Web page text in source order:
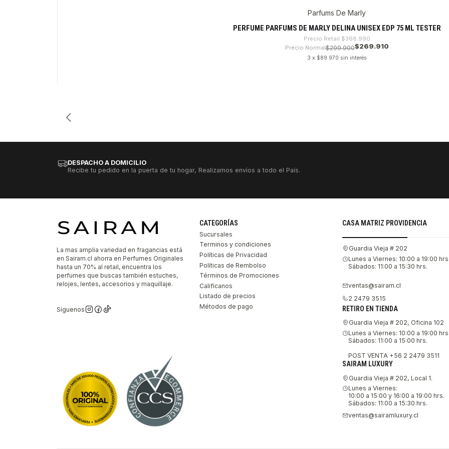
Parfums De Marly
PERFUME PARFUMS DE MARLY DELINA UNISEX EDP 75 ML TESTER
Precio Retail $368.990
Precio Normal$299.900$269.910
3 x $89.970 sin interés
DESPACHO A DOMICILIO
Recibe tu pedido en la puerta de tu hogar, Realizamos envíos a todo el País.
La mas amplia variedad en fragancias está
en Sairam.cl ahorra en Perfumes Originales
hasta un 70% al retail, encuentra los
perfumes que buscas también estuches,
relojes, lentes, accesorios y maquillaje.
Síguenos
CATEGORÍAS
Sucursales
Terminos y condiciones
Políticas de Privacidad
Políticas de Rembolso
Términos de Promociones
Califícanos
Listado de precios
Métodos de pago
CASA MATRIZ PROVIDENCIA
Guardia Vieja # 202
Lunes a Viernes: 10:00 a 19:00 hrs.
Sábados: 11:00 a 15:30 hrs.
ventas@sairam.cl
2 2479 3515
RETIRO EN TIENDA
Guardia Vieja # 202, Oficina 102
Lunes a Viernes: 10:00 a 19:00 hrs.
Sábados: 11:00 a 15:00 hrs.
POST VENTA +56 2 2479 3511
SAIRAM LUXURY
Guardia Vieja # 202, Local 1.
Lunes a Viernes:
10:00 a 15:00 y 16:00 a 19:00 hrs.
Sábados: 11:00 a 15:30 hrs.
ventas@sairamluxury.cl